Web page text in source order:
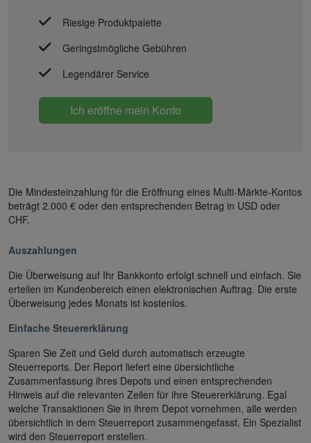
Riesige Produktpalette
Geringstmögliche Gebühren
Legendärer Service
Ich eröffne mein Konto
Die Mindesteinzahlung für die Eröffnung eines Multi-Märkte-Kontos
beträgt 2.000 € oder den entsprechenden Betrag in USD oder
CHF.
Auszahlungen
Die Überweisung auf Ihr Bankkonto erfolgt schnell und einfach. Sie
erteilen im Kundenbereich einen elektronischen Auftrag. Die erste
Überweisung jedes Monats ist kostenlos.
Einfache Steuererklärung
Sparen Sie Zeit und Geld durch automatisch erzeugte
Steuerreports. Der Report liefert eine übersichtliche
Zusammenfassung ihres Depots und einen entsprechenden
Hinweis auf die relevanten Zeilen für ihre Steuererklärung. Egal
welche Transaktionen Sie in ihrem Depot vornehmen, alle werden
übersichtlich in dem Steuerreport zusammengefasst. Ein Spezialist
wird den Steuerreport erstellen.